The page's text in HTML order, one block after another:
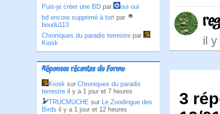
Puis-je créer une BD par
oui oui
bd encore supprimé à tort par
boudu113
Chroniques du paradis terrestre par
Kiosk
Réponses récentes du Forum
Kiosk sur Chroniques du paradis
terrestre il y a 1 jour et 7 heures
TRUCMUCHE sur Le Zoodingue des
Birds il y a 1 jour et 12 heures
il
3